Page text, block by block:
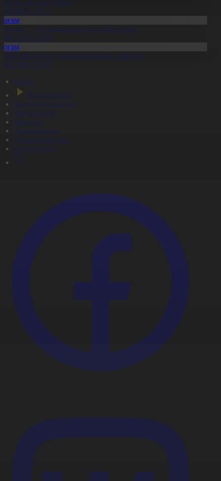
өндіріс өрледі
20:11
— ел дамуының қозғаушы күші
20:09
импортына уақытша тыйым салынды
20:07
Басты
Тікелей эфир
Бағдарлама кестесі
Жаңалықтар
Жобалар
Телехикаялар
Мультсериалдар
Видеоархив